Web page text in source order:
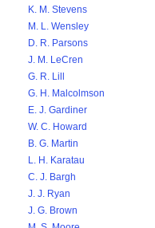
K. M. Stevens
M. L. Wensley
D. R. Parsons
J. M. LeCren
G. R. Lill
G. H. Malcolmson
E. J. Gardiner
W. C. Howard
B. G. Martin
L. H. Karatau
C. J. Bargh
J. J. Ryan
J. G. Brown